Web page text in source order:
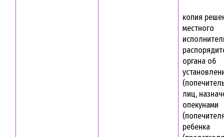
копия
местного
органа об
лиц,
опекунами
ребенка